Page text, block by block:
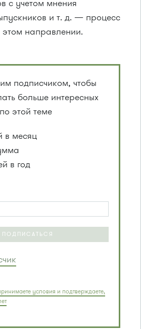
с учетом мнения
и т. д. — процесс
этом направлении.
подписчиком, чтобы
больше интересных
этой теме
в месяц
в год
ПОДПИСАТЬСЯ
условия и подтверждаете,